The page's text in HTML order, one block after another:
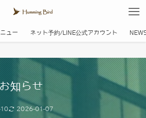
ュー ネット予約/LINE公式アカウント
知らせ
2026-01-07